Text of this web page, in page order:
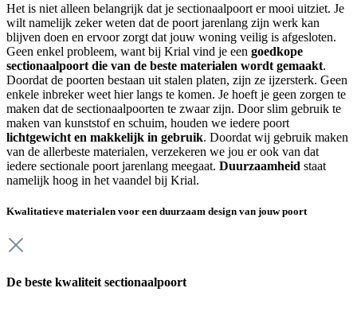
Het is niet alleen belangrijk dat je sectionaalpoort er mooi uitziet. Je
wilt namelijk zeker weten dat de poort jarenlang zijn werk kan
blijven doen en ervoor zorgt dat jouw woning veilig is afgesloten.
Geen enkel probleem, want bij Krial vind je een goedkope
sectionaalpoort die van de beste materialen wordt gemaakt.
Doordat de poorten bestaan uit stalen platen, zijn ze ijzersterk. Geen
enkele inbreker weet hier langs te komen. Je hoeft je geen zorgen te
maken dat de sectionaalpoorten te zwaar zijn. Door slim gebruik te
maken van kunststof en schuim, houden we iedere poort
lichtgewicht en makkelijk in gebruik. Doordat wij gebruik maken
van de allerbeste materialen, verzekeren we jou er ook van dat
iedere sectionale poort jarenlang meegaat. Duurzaamheid staat
namelijk hoog in het vaandel bij Krial.
Kwalitatieve materialen voor een duurzaam design van jouw poort
De beste kwaliteit sectionaalpoort